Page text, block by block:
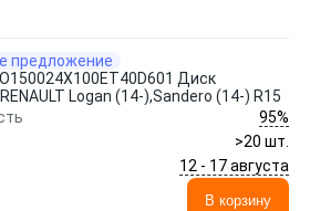
предложение
Диск
Logan (14-),Sandero (14-) R15
95%
>20 шт.
12 - 17 августа
В корзину